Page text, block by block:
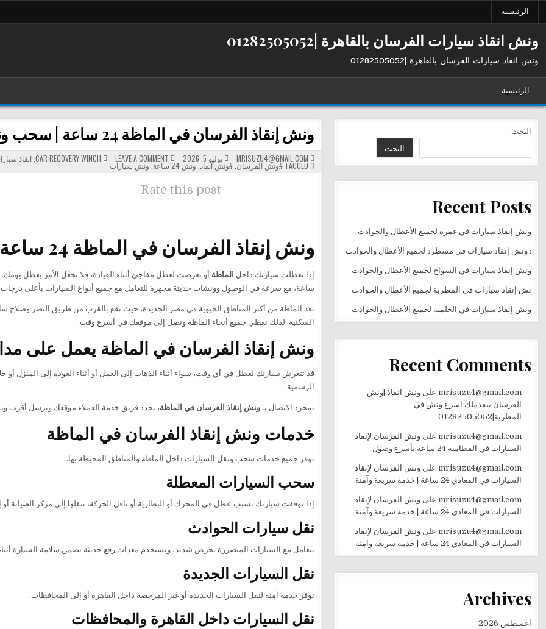
الرئيسية
ونش انقاذ سيارات الفرسان بالقاهرة |01282505052
ونش انقاذ سيارات الفرسان بالقاهرة |01282505052
الرئيسية
ونش إنقاذ الفرسان في الماظة 24 ساعة | سحب ونقل السيارات بسرعة وأمان
MRISUZU4@GMAIL.COM يوليو 5, 2026 LEAVE A COMMENT
ON
ونش
إنقاذ
السيارات
بسرعة
وأمان
POSTED
IN
CAR RECOVERY WINCH
,انقاذ
#ونش الفرسان ,#ونش انقاذ ونش 24 ساعة ونش سيارات
Rate this post
ونش إنقاذ الفرسان في الماظة 24 ساعة لسحب ونقل السيارات
إذا تعطلت سيارتك داخل الماظة أو تعرضت لعطل مفاجئ أثناء القيادة، فلا تجعل الأمر يعطل
ساعة، مع سرعة في الوصول وونشات حديثة مجهزة للتعامل مع جميع أنواع السيارات بأعلى درجات
تعد الماظة من أكثر المناطق الحيوية في مصر الجديدة، حيث تقع بالقرب من طريق النصر وصلاح
السكنية. لذلك نغطي جميع أنحاء الماظة ونصل إلى موقعك في أسرع وقت.
ونش إنقاذ الفرسان في الماظة يعمل على مدار 24
قد تتعرض سيارتك لعطل في أي وقت، سواء أثناء الذهاب إلى العمل أو أثناء العودة إلى المنزل
الرسمية.
بمجرد الاتصال بـونش إنقاذ الفرسان في الماظة، يحدد فريق خدمة العملاء موقعك ويرسل أقرب
خدمات ونش إنقاذ الفرسان في الماظة
نوفر جميع خدمات سحب ونقل السيارات داخل الماظة والمناطق المحيطة بها.
سحب السيارات المعطلة
إذا توقفت سيارتك بسبب عطل في المحرك أو البطارية أو ناقل الحركة، ننقلها إلى مركز الصيانة
نقل سيارات الحوادث
نتعامل مع السيارات المتضررة بحرص شديد، ونستخدم معدات رفع حديثة تضمن سلامة السيارة
نقل السيارات الجديدة
نوفر خدمة آمنة لنقل السيارات الجديدة أو غير المرخصة داخل القاهرة أو إلى المحافظات.
نقل السيارات داخل القاهرة والمحافظات
البحث
البحث
Recent Posts
ونش إنقاذ سيارات في غمرة لجميع الأعطال والحوادث
: ونش إنقاذ سيارات في مسطرد لجميع الأعطال والحوادث
ونش إنقاذ سيارات في السواح لجميع الأعطال والحوادث
نش إنقاذ سيارات في المطرية لجميع الأعطال والحوادث
ونش إنقاذ سيارات في الحلمية لجميع الأعطال والحوادث
Recent Comments
mrisuzu4@gmail.comعلى ونش انقاذ |ونش
الفرسان بيقدملك اسرع ونش في
المطرية|01282505052
mrisuzu4@gmail.comعلى ونش الفرسان لإنقاذ
السيارات في القطامية 24 ساعة بأسرع وصول
mrisuzu4@gmail.comعلى ونش الفرسان لإنقاذ
السيارات في المعادي 24 ساعة | خدمة سريعة وآمنة
mrisuzu4@gmail.comعلى ونش الفرسان لإنقاذ
السيارات في المعادي 24 ساعة | خدمة سريعة وآمنة
mrisuzu4@gmail.comعلى ونش الفرسان لإنقاذ
السيارات في المعادي 24 ساعة | خدمة سريعة وآمنة
Archives
أغسطس 2026